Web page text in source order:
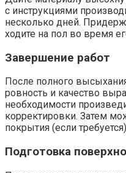
с инструкциями
несколько дней.
ходите на пол во время
Завершение работ
После полного
ровность и качество
необходимости
корректировки.​ Затем
покрытия (если
Подготовка